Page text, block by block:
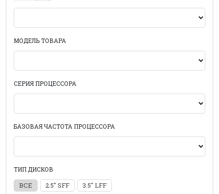
МОДЕЛЬ ТОВАРА
СЕРИЯ ПРОЦЕССОРА
БАЗОВАЯ ЧАСТОТА ПРОЦЕССОРА
ТИП ДИСКОВ
ВСЕ 2.5" SFF 3.5" LFF